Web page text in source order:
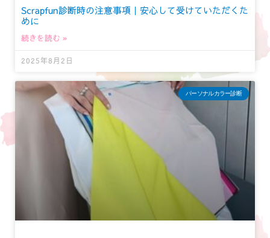
Scrapfun診断時の注意事項｜安心して受けていただくた
めに
続きを読む »
2025年8月2日
パーソナルカラー診断